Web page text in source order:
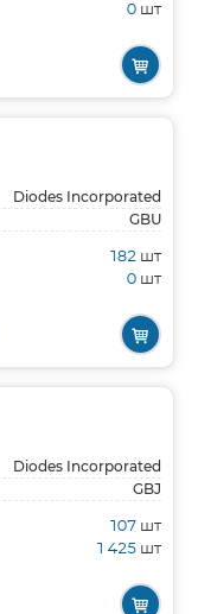
0 шт
Diodes Incorporated
GBU
182 шт
0 шт
Diodes Incorporated
GBJ
107 шт
1 425 шт